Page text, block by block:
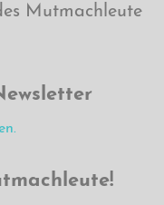
Mutmachleute